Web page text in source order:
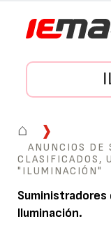
⌂
ANUNCIOS DE
CLASIFICADOS,
"ILUMINACIÓN"
Iluminación.